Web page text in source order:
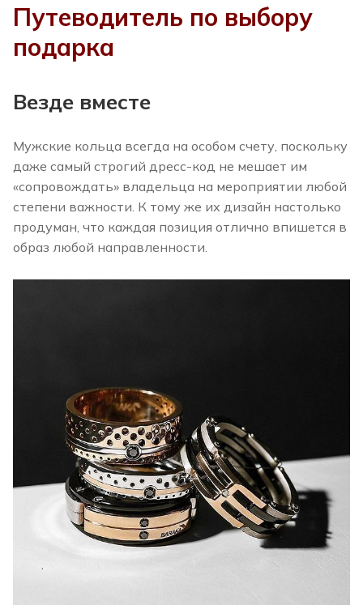
Путеводитель по выбору
подарка
Везде вместе
Мужские кольца всегда на особом счету, поскольку
даже самый строгий дресс-код не мешает им
«сопровождать» владельца на мероприятии любой
степени важности. К тому же их дизайн настолько
продуман, что каждая позиция отлично впишется в
образ любой направленности.